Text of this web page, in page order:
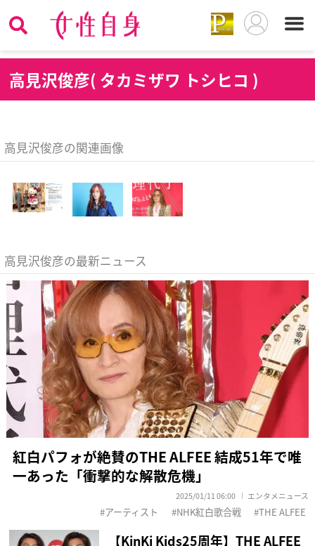
高見沢俊彦( タカミザワ トシヒコ )
高見沢俊彦の関連画像
高見沢俊彦の最新ニュース
紅白パフォが絶賛のTHE ALFEE 結成51年で唯
一あった「衝撃的な解散危機」
2025/01/11 06:00 エンタメニュース
アーティスト NHK紅白歌合戦 THE ALFEE
【KinKi Kids25周年】THE ALFEE